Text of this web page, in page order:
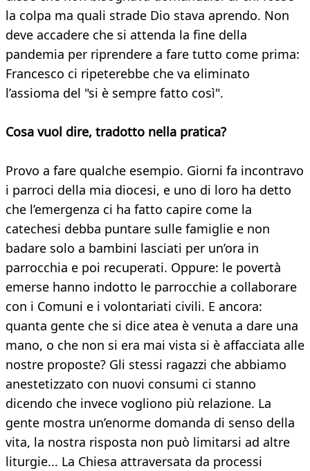
la colpa ma quali strade Dio stava aprendo. Non
deve accadere che si attenda la fine della
pandemia per riprendere a fare tutto come prima:
Francesco ci ripeterebbe che va eliminato
l’assioma del "si è sempre fatto così".
Cosa vuol dire, tradotto nella pratica?
Provo a fare qualche esempio. Giorni fa incontravo
i parroci della mia diocesi, e uno di loro ha detto
che l’emergenza ci ha fatto capire come la
catechesi debba puntare sulle famiglie e non
badare solo a bambini lasciati per un’ora in
parrocchia e poi recuperati. Oppure: le povertà
emerse hanno indotto le parrocchie a collaborare
con i Comuni e i volontariati civili. E ancora:
quanta gente che si dice atea è venuta a dare una
mano, o che non si era mai vista si è affacciata alle
nostre proposte? Gli stessi ragazzi che abbiamo
anestetizzato con nuovi consumi ci stanno
dicendo che invece vogliono più relazione. La
gente mostra un’enorme domanda di senso della
vita, la nostra risposta non può limitarsi ad altre
liturgie... La Chiesa attraversata da processi